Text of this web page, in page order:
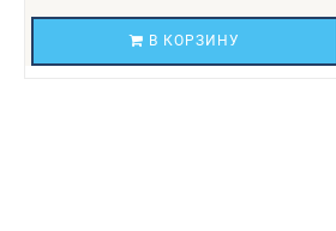
В КОРЗИНУ